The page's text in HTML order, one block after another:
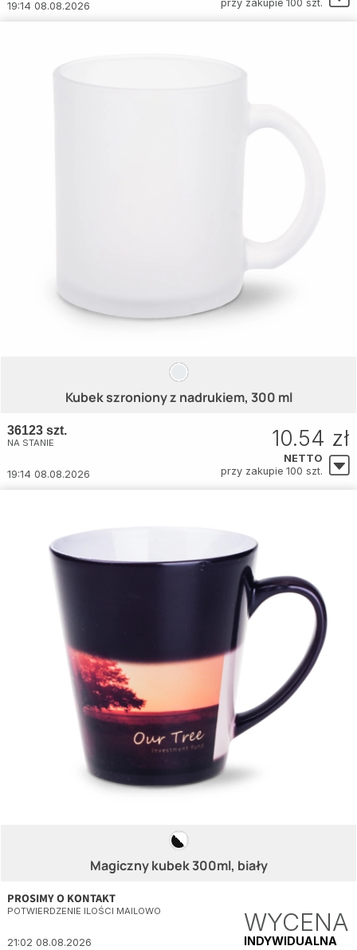
19:14 08.08.2026 przy zakupie 100 szt.
Kubek szroniony z nadrukiem, 300 ml
36123 szt.
NA STANIE
19:14 08.08.2026
10.54 zł
NETTO
przy zakupie 100 szt.
Magiczny kubek 300ml, biały
PROSIMY O KONTAKT
POTWIERDZENIE ILOŚCI MAILOWO
21:02 08.08.2026
WYCENA
INDYWIDUALNA